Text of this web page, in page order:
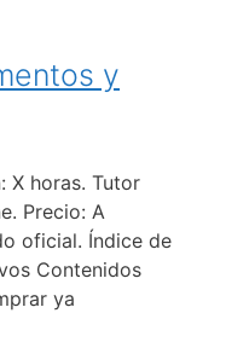
y
X horas. Tutor
Precio: A
oficial. Índice de
Contenidos
ya